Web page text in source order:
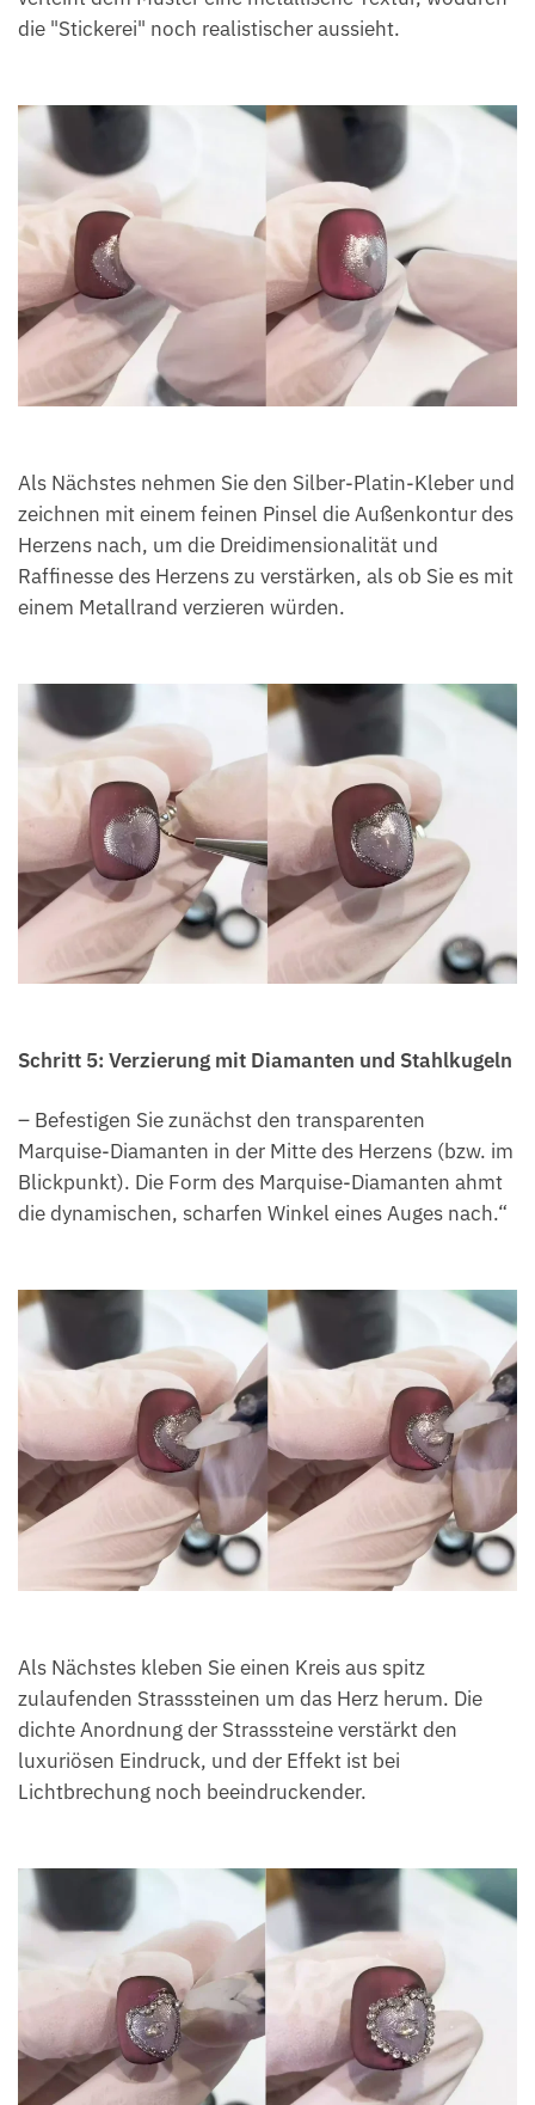
die "Stickerei" noch realistischer aussieht.
Als Nächstes nehmen Sie den Silber-Platin-Kleber und
zeichnen mit einem feinen Pinsel die Außenkontur des
Herzens nach, um die Dreidimensionalität und
Raffinesse des Herzens zu verstärken, als ob Sie es mit
einem Metallrand verzieren würden.
Schritt 5: Verzierung mit Diamanten und Stahlkugeln
– Befestigen Sie zunächst den transparenten
Marquise-Diamanten in der Mitte des Herzens (bzw. im
Blickpunkt). Die Form des Marquise-Diamanten ahmt
die dynamischen, scharfen Winkel eines Auges nach.“
Als Nächstes kleben Sie einen Kreis aus spitz
zulaufenden Strasssteinen um das Herz herum. Die
dichte Anordnung der Strasssteine verstärkt den
luxuriösen Eindruck, und der Effekt ist bei
Lichtbrechung noch beeindruckender.